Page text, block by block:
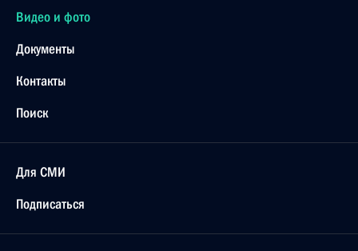
Видео и фото
Документы
Контакты
Поиск
Для СМИ
Подписаться